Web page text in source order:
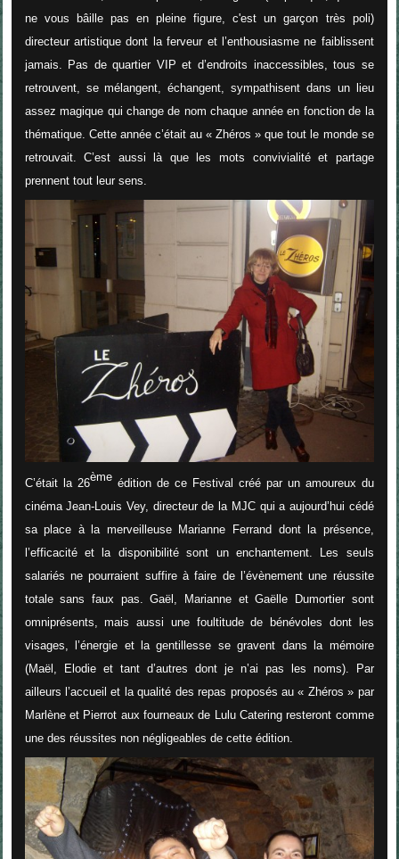
ne vous bâille pas en pleine figure, c'est un garçon très poli)
directeur artistique dont la ferveur et l’enthousiasme ne faiblissent
jamais. Pas de quartier VIP et d’endroits inaccessibles, tous se
retrouvent, se mélangent, échangent, sympathisent dans un lieu
assez magique qui change de nom chaque année en fonction de la
thématique. Cette année c’était au « Zhéros » que tout le monde se
retrouvait. C’est aussi là que les mots convivialité et partage
prennent tout leur sens.
C’était la 26èmeédition de ce Festival créé par un amoureux du
cinéma Jean-Louis Vey, directeur de la MJC qui a aujourd’hui cédé
sa place à la merveilleuse Marianne Ferrand dont la présence,
l’efficacité et la disponibilité sont un enchantement. Les seuls
salariés ne pourraient suffire à faire de l’évènement une réussite
totale sans faux pas. Gaël, Marianne et Gaëlle Dumortier sont
omniprésents, mais aussi une foultitude de bénévoles dont les
visages, l’énergie et la gentillesse se gravent dans la mémoire
(Maël, Elodie et tant d’autres dont je n’ai pas les noms). Par
ailleurs l’accueil et la qualité des repas proposés au « Zhéros » par
Marlène et Pierrot aux fourneaux de Lulu Catering resteront comme
une des réussites non négligeables de cette édition.